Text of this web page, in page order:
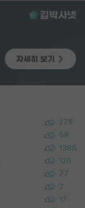
278
59
1388
120
77
7
17